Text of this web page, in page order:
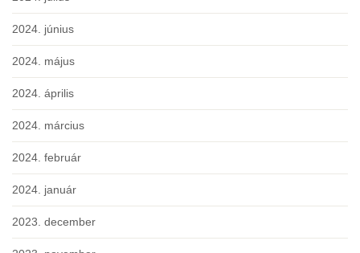
2024. június
2024. május
2024. április
2024. március
2024. február
2024. január
2023. december